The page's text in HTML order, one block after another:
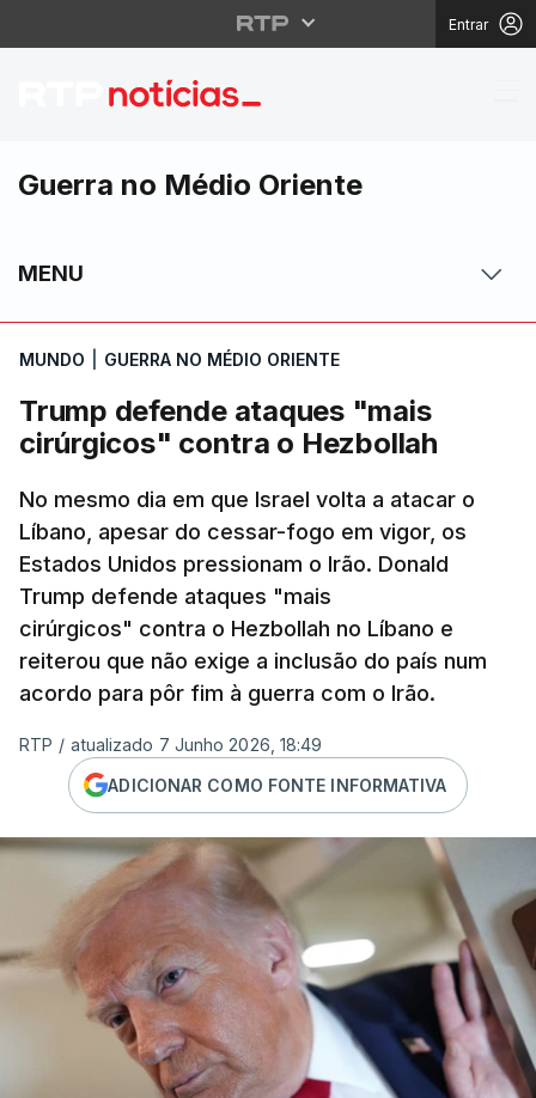
Entrar
Trump defende
Guerra no Médio Oriente
MENU
MUNDO GUERRA NO MÉDIO ORIENTE
Trump defende ataques "mais
cirúrgicos" contra o Hezbollah
No mesmo dia em que Israel volta a atacar o
Líbano, apesar do cessar-fogo em vigor, os
Estados Unidos pressionam o Irão. Donald
Trump defende ataques "mais
cirúrgicos" contra o Hezbollah no Líbano e
reiterou que não exige a inclusão do país num
acordo para pôr fim à guerra com o Irão.
RTP / atualizado 7 Junho 2026, 18:49
ADICIONAR COMO FONTE INFORMATIVA